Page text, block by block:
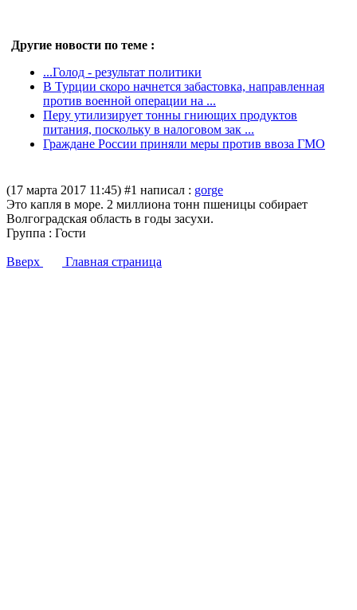
Другие новости по теме :
...Голод - результат политики
В Турции скоро начнется забастовка, направленная
против военной операции на ...
Перу утилизирует тонны гниющих продуктов
питания, поскольку в налоговом зак ...
Граждане России приняли меры против ввоза ГМО
(17 марта 2017 11:45) #1 написал : gorge
Это капля в море. 2 миллиона тонн пшеницы собирает
Волгоградская область в годы засухи.
Группа : Гости
Вверх Главная страница